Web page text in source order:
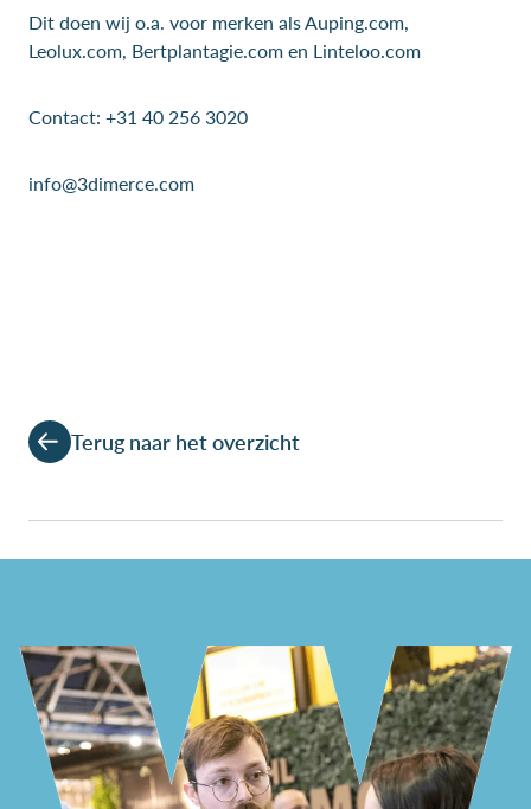
Dit doen wij o.a. voor merken als Auping.com,
Leolux.com, Bertplantagie.com en Linteloo.com
Contact: +31 40 256 3020
info@3dimerce.com
Terug naar het overzicht